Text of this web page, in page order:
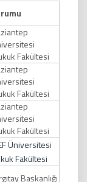
Fakültesi
Fakültesi
Fakültesi
Üniversitesi
Fakültesi
Başkanlığı